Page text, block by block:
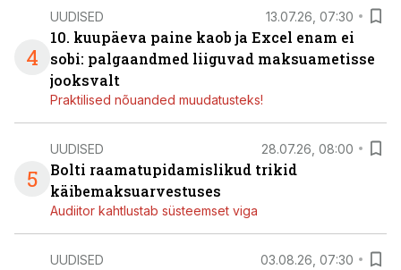
4
UUDISED 13.07.26, 07:30
10. kuupäeva paine kaob ja Excel enam ei
sobi: palgaandmed liiguvad maksuametisse
jooksvalt
Praktilised nõuanded muudatusteks!
5
UUDISED 28.07.26, 08:00
Bolti raamatupidamislikud trikid
käibemaksuarvestuses
Audiitor kahtlustab süsteemset viga
UUDISED 03.08.26, 07:30